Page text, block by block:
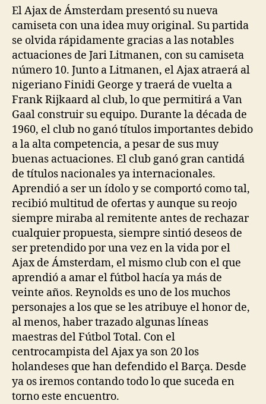
entrada
entrada
El Ajax de Ámsterdam presentó su nueva
camiseta con una idea muy original. Su partida
se olvida rápidamente gracias a las notables
actuaciones de Jari Litmanen, con su camiseta
número 10. Junto a Litmanen, el Ajax atraerá al
nigeriano Finidi George y traerá de vuelta a
Frank Rijkaard al club, lo que permitirá a Van
Gaal construir su equipo. Durante la década de
1960, el club no ganó títulos importantes debido
a la alta competencia, a pesar de sus muy
buenas actuaciones. El club ganó gran cantidá
de títulos nacionales ya internacionales.
Aprendió a ser un ídolo y se comportó como tal,
recibió multitud de ofertas y aunque su reojo
siempre miraba al remitente antes de rechazar
cualquier propuesta, siempre sintió deseos de
ser pretendido por una vez en la vida por el
Ajax de Ámsterdam, el mismo club con el que
aprendió a amar el fútbol hacía ya más de
veinte años. Reynolds es uno de los muchos
personajes a los que se les atribuye el honor de,
al menos, haber trazado algunas líneas
maestras del Fútbol Total. Con el
centrocampista del Ajax ya son 20 los
holandeses que han defendido el Barça. Desde
ya os iremos contando todo lo que suceda en
torno este encuentro.